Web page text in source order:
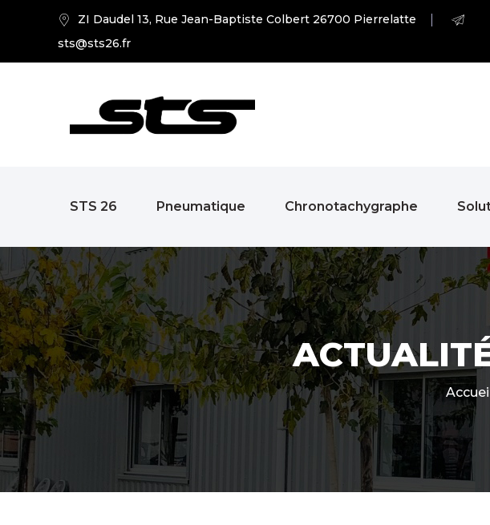
ZI Daudel 13, Rue Jean-Baptiste Colbert 26700 Pierrelatte
sts@sts26.fr
STS 26 Pneumatique Chronotachygraphe